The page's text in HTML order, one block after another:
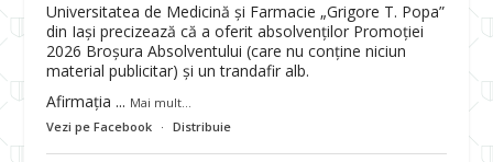
Universitatea de Medicină și Farmacie „Grigore T. Popa”
din Iași precizează că a oferit absolvenților Promoției
2026 Broșura Absolventului (care nu conține niciun
material publicitar) și un trandafir alb.
Afirmația ... Mai mult...
Vezi pe Facebook · Distribuie